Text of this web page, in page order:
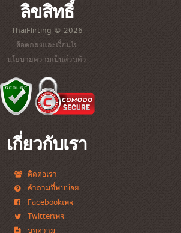
ลิขสิทธิ์
ThaiFlirting © 2026
ข้อตกลงและเงื่อนไข
นโยบายความเป็นส่วนตัว
เกี่ยวกับเรา
ติดต่อเรา
คำถามที่พบบ่อย
Facebookเพจ
Twitterเพจ
บทความ